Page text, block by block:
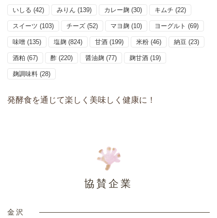
いしる (42) みりん (139) カレー麹 (30) キムチ (22)
スイーツ (103) チーズ (52) マヨ麹 (10) ヨーグルト (69)
味噌 (135) 塩麹 (824) 甘酒 (199) 米粉 (46) 納豆 (23)
酒粕 (67) 酢 (220) 醤油麹 (77) 麹甘酒 (19)
麹調味料 (28)
発酵食を通じて楽しく美味しく健康に！
協賛企業
金沢